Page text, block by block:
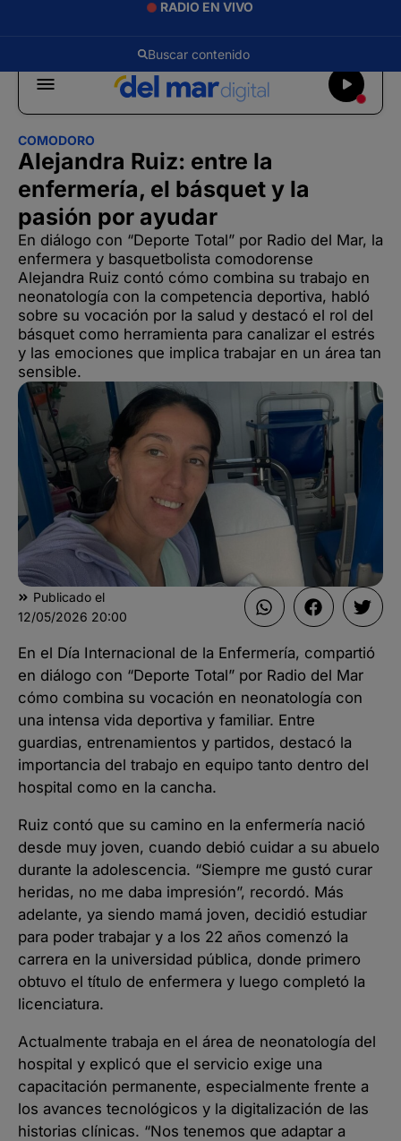
RADIO EN VIVO
COMODORO
Alejandra Ruiz: entre la
enfermería, el básquet y la
pasión por ayudar
En diálogo con “Deporte Total” por Radio del Mar, la
enfermera y basquetbolista comodorense
Alejandra Ruiz contó cómo combina su trabajo en
neonatología con la competencia deportiva, habló
sobre su vocación por la salud y destacó el rol del
básquet como herramienta para canalizar el estrés
y las emociones que implica trabajar en un área tan
sensible.
Publicado el
12/05/2026 20:00
En el Día Internacional de la Enfermería, compartió
en diálogo con “Deporte Total” por Radio del Mar
cómo combina su vocación en neonatología con
una intensa vida deportiva y familiar. Entre
guardias, entrenamientos y partidos, destacó la
importancia del trabajo en equipo tanto dentro del
hospital como en la cancha.
Ruiz contó que su camino en la enfermería nació
desde muy joven, cuando debió cuidar a su abuelo
durante la adolescencia. “Siempre me gustó curar
heridas, no me daba impresión”, recordó. Más
adelante, ya siendo mamá joven, decidió estudiar
para poder trabajar y a los 22 años comenzó la
carrera en la universidad pública, donde primero
obtuvo el título de enfermera y luego completó la
licenciatura.
Actualmente trabaja en el área de neonatología del
hospital y explicó que el servicio exige una
capacitación permanente, especialmente frente a
los avances tecnológicos y la digitalización de las
historias clínicas. “Nos tenemos que adaptar a